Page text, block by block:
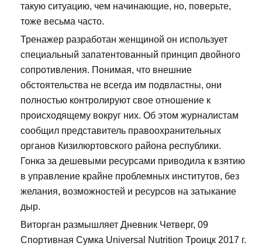
такую ситуацию, чем начинающие, но, поверьте,
тоже весьма часто.
Тренажер разработан женщиной он использует
специальный запатентованный принцип двойного
сопротивления. Понимая, что внешние
обстоятельства не всегда им подвластны, они
полностью контролируют свое отношение к
происходящему вокруг них. Об этом журналистам
сообщил представитель правоохранительных
органов Кизилюртовского района республики.
Гонка за дешевыми ресурсами приводила к взятию
в управление крайне проблемных институтов, без
желания, возможностей и ресурсов на затыкание
дыр.
Виторган размышляет Дневник Четверг, 09
Спортивная Сумка Universal Nutrition Троицк 2017 г.